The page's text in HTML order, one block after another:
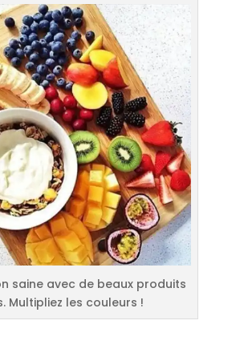
saine avec de beaux produits
Multipliez les couleurs !